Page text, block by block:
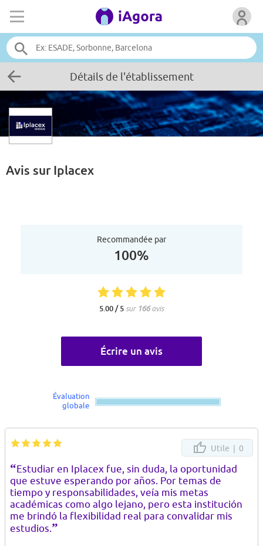
Détails de l'établissement
Avis surIplacex
Recommandée par
100%
5.00 / 5 sur 166avis
Écrire un avis
Évaluation
globale
Utile | 0
“Estudiar en Iplacex fue, sin duda, la oportunidad
que estuve esperando por años. Por temas de
tiempo y responsabilidades, veía mis metas
académicas como algo lejano, pero esta institución
me brindó la flexibilidad real para convalidar mis
estudios.”